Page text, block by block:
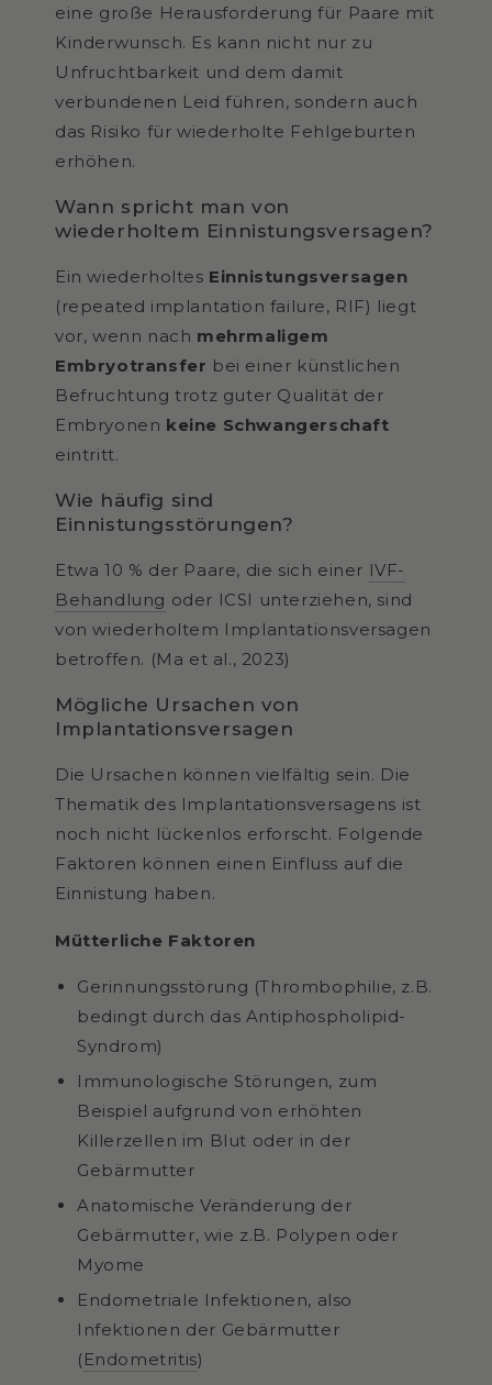
eine große Herausforderung für Paare mit
Kinderwunsch. Es kann nicht nur zu
Unfruchtbarkeit und dem damit
verbundenen Leid führen, sondern auch
das Risiko für wiederholte Fehlgeburten
erhöhen.
Wann spricht man von
wiederholtem Einnistungsversagen?
Ein wiederholtes Einnistungsversagen
(repeated implantation failure, RIF) liegt
vor, wenn nach mehrmaligem
Embryotransfer bei einer künstlichen
Befruchtung trotz guter Qualität der
Embryonen keine Schwangerschaft
eintritt.
Wie häufig sind
Einnistungsstörungen?
Etwa 10 % der Paare, die sich einer IVF-
Behandlung oder ICSI unterziehen, sind
von wiederholtem Implantationsversagen
betroffen. (Ma et al., 2023)
Mögliche Ursachen von
Implantationsversagen
Die Ursachen können vielfältig sein. Die
Thematik des Implantationsversagens ist
noch nicht lückenlos erforscht. Folgende
Faktoren können einen Einfluss auf die
Einnistung haben.
Mütterliche Faktoren
Gerinnungsstörung (Thrombophilie, z.B.
bedingt durch das Antiphospholipid-
Syndrom)
Immunologische Störungen, zum
Beispiel aufgrund von erhöhten
Killerzellen im Blut oder in der
Gebärmutter
Anatomische Veränderung der
Gebärmutter, wie z.B. Polypen oder
Myome
Endometriale Infektionen, also
Infektionen der Gebärmutter
(Endometritis)